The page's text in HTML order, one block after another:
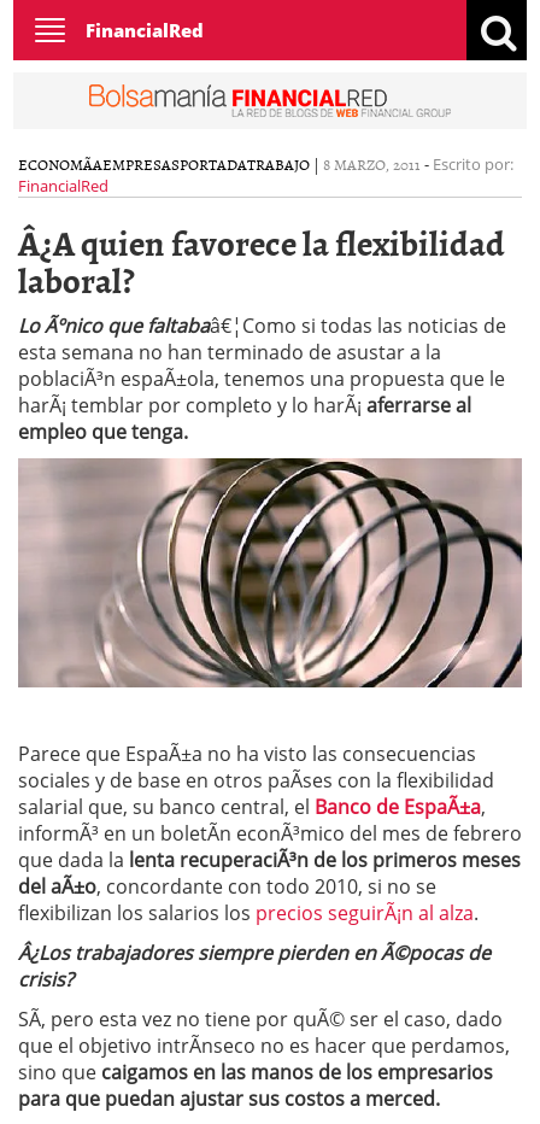
Toggle
navigation
FinancialRed
ECONOMÃ­AEMPRESASPORTADATRABAJO | 8 MARZO, 2011 - Escrito por:
FinancialRed
Â¿A quien favorece la flexibilidad
laboral?
Lo Ãºnico que faltabaâ€¦Como si todas las noticias de
esta semana no han terminado de asustar a la
poblaciÃ³n espaÃ±ola, tenemos una propuesta que le
harÃ¡ temblar por completo y lo harÃ¡ aferrarse al
empleo que tenga.
Parece que EspaÃ±a no ha visto las consecuencias
sociales y de base en otros paÃ­ses con la flexibilidad
salarial que, su banco central, el Banco de EspaÃ±a,
informÃ³ en un boletÃ­n econÃ³mico del mes de febrero
que dada la lenta recuperaciÃ³n de los primeros meses
del aÃ±o, concordante con todo 2010, si no se
flexibilizan los salarios los precios seguirÃ¡n al alza.
Â¿Los trabajadores siempre pierden en Ã©pocas de
crisis?
SÃ­, pero esta vez no tiene por quÃ© ser el caso, dado
que el objetivo intrÃ­nseco no es hacer que perdamos,
sino que caigamos en las manos de los empresarios
para que puedan ajustar sus costos a merced.